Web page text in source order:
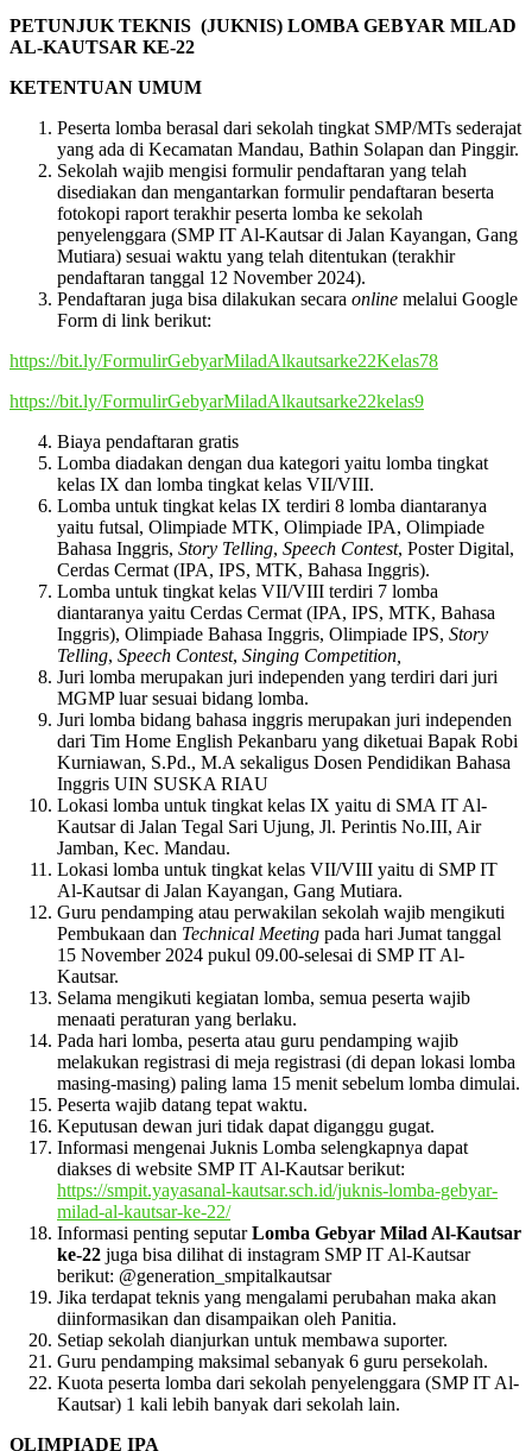
PETUNJUK TEKNIS (JUKNIS) LOMBA GEBYAR MILAD
AL-KAUTSAR KE-22
KETENTUAN UMUM
Peserta lomba berasal dari sekolah tingkat SMP/MTs sederajat
yang ada di Kecamatan Mandau, Bathin Solapan dan Pinggir.
Sekolah wajib mengisi formulir pendaftaran yang telah
disediakan dan mengantarkan formulir pendaftaran beserta
fotokopi raport terakhir peserta lomba ke sekolah
penyelenggara (SMP IT Al-Kautsar di Jalan Kayangan, Gang
Mutiara) sesuai waktu yang telah ditentukan (terakhir
pendaftaran tanggal 12 November 2024).
Pendaftaran juga bisa dilakukan secara online melalui Google
Form di link berikut:
https://bit.ly/FormulirGebyarMiladAlkautsarke22Kelas78
https://bit.ly/FormulirGebyarMiladAlkautsarke22kelas9
Biaya pendaftaran gratis
Lomba diadakan dengan dua kategori yaitu lomba tingkat
kelas IX dan lomba tingkat kelas VII/VIII.
Lomba untuk tingkat kelas IX terdiri 8 lomba diantaranya
yaitu futsal, Olimpiade MTK, Olimpiade IPA, Olimpiade
Bahasa Inggris, Story Telling, Speech Contest, Poster Digital,
Cerdas Cermat (IPA, IPS, MTK, Bahasa Inggris).
Lomba untuk tingkat kelas VII/VIII terdiri 7 lomba
diantaranya yaitu Cerdas Cermat (IPA, IPS, MTK, Bahasa
Inggris), Olimpiade Bahasa Inggris, Olimpiade IPS, Story
Telling, Speech Contest, Singing Competition,
Juri lomba merupakan juri independen yang terdiri dari juri
MGMP luar sesuai bidang lomba.
Juri lomba bidang bahasa inggris merupakan juri independen
dari Tim Home English Pekanbaru yang diketuai Bapak Robi
Kurniawan, S.Pd., M.A sekaligus Dosen Pendidikan Bahasa
Inggris UIN SUSKA RIAU
Lokasi lomba untuk tingkat kelas IX yaitu di SMA IT Al-
Kautsar di Jalan Tegal Sari Ujung, Jl. Perintis No.III, Air
Jamban, Kec. Mandau.
Lokasi lomba untuk tingkat kelas VII/VIII yaitu di SMP IT
Al-Kautsar di Jalan Kayangan, Gang Mutiara.
Guru pendamping atau perwakilan sekolah wajib mengikuti
Pembukaan dan Technical Meeting pada hari Jumat tanggal
15 November 2024 pukul 09.00-selesai di SMP IT Al-
Kautsar.
Selama mengikuti kegiatan lomba, semua peserta wajib
menaati peraturan yang berlaku.
Pada hari lomba, peserta atau guru pendamping wajib
melakukan registrasi di meja registrasi (di depan lokasi lomba
masing-masing) paling lama 15 menit sebelum lomba dimulai.
Peserta wajib datang tepat waktu.
Keputusan dewan juri tidak dapat diganggu gugat.
Informasi mengenai Juknis Lomba selengkapnya dapat
diakses di website SMP IT Al-Kautsar berikut:
https://smpit.yayasanal-kautsar.sch.id/juknis-lomba-gebyar-
milad-al-kautsar-ke-22/
Informasi penting seputarLomba Gebyar Milad Al-Kautsar
ke-22 juga bisa dilihat di instagram SMP IT Al-Kautsar
berikut: @generation_smpitalkautsar
Jika terdapat teknis yang mengalami perubahan maka akan
diinformasikan dan disampaikan oleh Panitia.
Setiap sekolah dianjurkan untuk membawa suporter.
Guru pendamping maksimal sebanyak 6 guru persekolah.
Kuota peserta lomba dari sekolah penyelenggara (SMP IT Al-
Kautsar) 1 kali lebih banyak dari sekolah lain.
OLIMPIADE IPA